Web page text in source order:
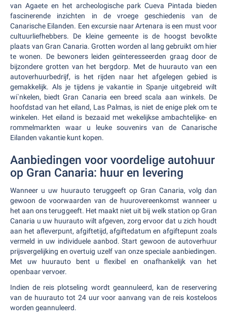
van Agaete en het archeologische park Cueva Pintada bieden
fascinerende inzichten in de vroege geschiedenis van de
Canarische Eilanden. Een excursie naar Artenara is een must voor
cultuurliefhebbers. De kleine gemeente is de hoogst bevolkte
plaats van Gran Canaria. Grotten worden al lang gebruikt om hier
te wonen. De bewoners leiden geïnteresseerden graag door de
bijzondere grotten van het bergdorp. Met de huurauto van een
autoverhuurbedrijf, is het rijden naar het afgelegen gebied is
gemakkelijk. Als je tijdens je vakantie in Spanje uitgebreid wilt
wi`nkelen, biedt Gran Canaria een breed scala aan winkels. De
hoofdstad van het eiland, Las Palmas, is niet de enige plek om te
winkelen. Het eiland is bezaaid met wekelijkse ambachtelijke- en
rommelmarkten waar u leuke souvenirs van de Canarische
Eilanden vakantie kunt kopen.
Aanbiedingen voor voordelige autohuur
op Gran Canaria: huur en levering
Wanneer u uw huurauto teruggeeft op Gran Canaria, volg dan
gewoon de voorwaarden van de huurovereenkomst wanneer u
het aan ons teruggeeft. Het maakt niet uit bij welk station op Gran
Canaria u uw huurauto wilt afgeven, zorg ervoor dat u zich houdt
aan het afleverpunt, afgiftetijd, afgiftedatum en afgiftepunt zoals
vermeld in uw individuele aanbod. Start gewoon de autoverhuur
prijsvergelijking en overtuig uzelf van onze speciale aanbiedingen.
Met uw huurauto bent u flexibel en onafhankelijk van het
openbaar vervoer.
Indien de reis plotseling wordt geannuleerd, kan de reservering
van de huurauto tot 24 uur voor aanvang van de reis kosteloos
worden geannuleerd.